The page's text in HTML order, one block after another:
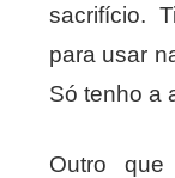
sacrifício.
para usar
Só tenho a
Outro